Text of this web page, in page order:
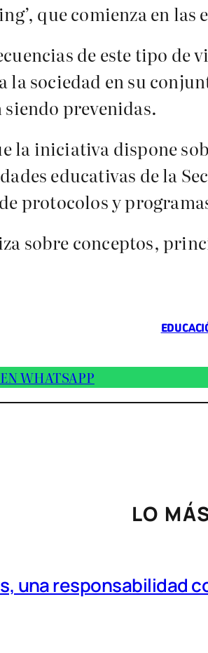
que comienza en
de este tipo
la sociedad en su
prevenidas.
la iniciativa dispone
educativas de la
protocolos y
sobre conceptos,
WHATSAPP
LO
una responsabilidad